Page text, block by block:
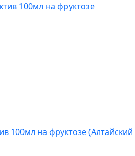
100мл на фруктозе (Алтайский